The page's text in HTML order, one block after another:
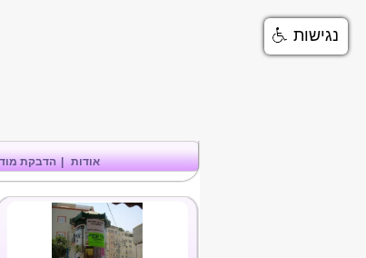
אודות | הדבקת
נגישות